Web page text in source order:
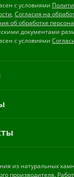
с условиями
, Согласия на
об обработке
документами
с условиями
из натуральных
производителя.